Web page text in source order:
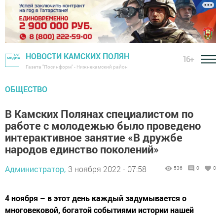
НОВОСТИ КАМСКИХ ПОЛЯН
Газета "Посинформ" - Нижнекамский район
16+
ОБЩЕСТВО
В Камских Полянах специалистом по
работе с молодежью было проведено
интерактивное занятие «В дружбе
народов единство поколений»
Администратор, 3 ноября 2022 - 07:58 536 0 0
4 ноября – в этот день каждый задумывается о
многовековой, богатой событиями истории нашей